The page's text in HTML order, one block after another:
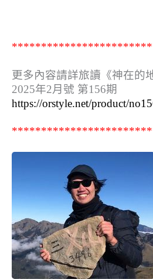
更多內容請詳旅讀《神在的
2025年2月號 第156期
https://orstyle.net/product/